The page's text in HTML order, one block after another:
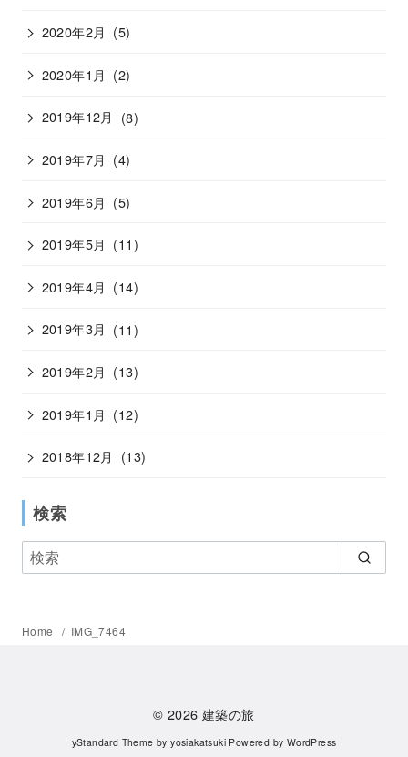
2020年2月 (5)
2020年1月 (2)
2019年12月 (8)
2019年7月 (4)
2019年6月 (5)
2019年5月 (11)
2019年4月 (14)
2019年3月 (11)
2019年2月 (13)
2019年1月 (12)
2018年12月 (13)
検索
Home IMG_7464
© 2026建築の旅
yStandard Theme byyosiakatsuki Powered by WordPress